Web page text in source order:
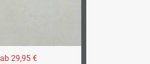
ab 29,95 €